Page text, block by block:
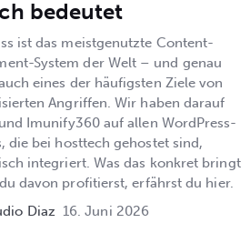
bedeutet
ist das meistgenutzte Content-
System der Welt – und genau
eines der häufigsten Ziele von
Angriffen. Wir haben darauf
Imunify360 auf allen WordPress-
die bei hosttech gehostet sind,
integriert. Was das konkret bringt
davon profitierst, erfährst du hier.
Diaz 16. Juni 2026